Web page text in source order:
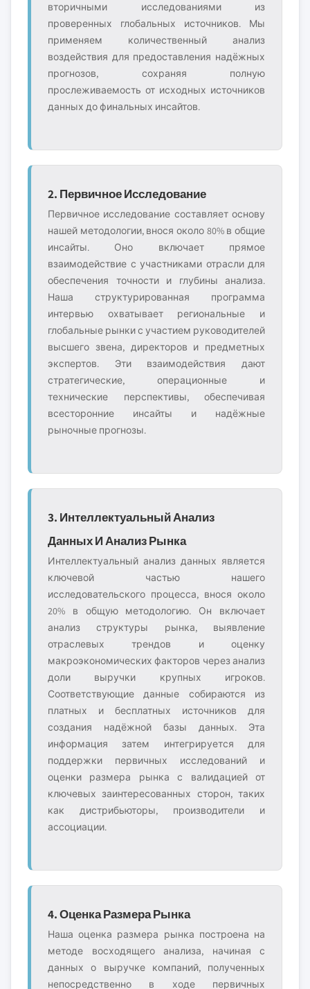
вторичными исследованиями из
проверенных глобальных источников. Мы
применяем количественный анализ
воздействия для предоставления надёжных
прогнозов, сохраняя полную
прослеживаемость от исходных источников
данных до финальных инсайтов.
2. Первичное Исследование
Первичное исследование составляет основу
нашей методологии, внося около 80% в общие
инсайты. Оно включает прямое
взаимодействие с участниками отрасли для
обеспечения точности и глубины анализа.
Наша структурированная программа
интервью охватывает региональные и
глобальные рынки с участием руководителей
высшего звена, директоров и предметных
экспертов. Эти взаимодействия дают
стратегические, операционные и
технические перспективы, обеспечивая
всесторонние инсайты и надёжные
рыночные прогнозы.
3. Интеллектуальный Анализ
Данных И Анализ Рынка
Интеллектуальный анализ данных является
ключевой частью нашего
исследовательского процесса, внося около
20% в общую методологию. Он включает
анализ структуры рынка, выявление
отраслевых трендов и оценку
макроэкономических факторов через анализ
доли выручки крупных игроков.
Соответствующие данные собираются из
платных и бесплатных источников для
создания надёжной базы данных. Эта
информация затем интегрируется для
поддержки первичных исследований и
оценки размера рынка с валидацией от
ключевых заинтересованных сторон, таких
как дистрибьюторы, производители и
ассоциации.
4. Оценка Размера Рынка
Наша оценка размера рынка построена на
методе восходящего анализа, начиная с
данных о выручке компаний, полученных
непосредственно в ходе первичных